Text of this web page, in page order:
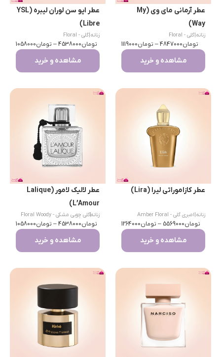
عطر آرمانی مای وی (My
Way)
زنانه گلی - Floral
تومان4847000
– تومان1119000
مشاهده و خرید
عطر ایو سن لوران لیبره (YSL
Libre)
زنانه گلی - Floral
تومان4538000
– تومان1058000
مشاهده و خرید
عطر کازاموراتی لیرا (Lira)
زنانه امبری گلی - Amber Floral
تومان5569000
– تومان1264000
مشاهده و خرید
عطر لالیک لامور (Lalique
L’Amour)
زنانه|
گلی چوبی مشکی - Floral Woody
Musk
تومان4538000
– تومان1058000
مشاهده و خرید